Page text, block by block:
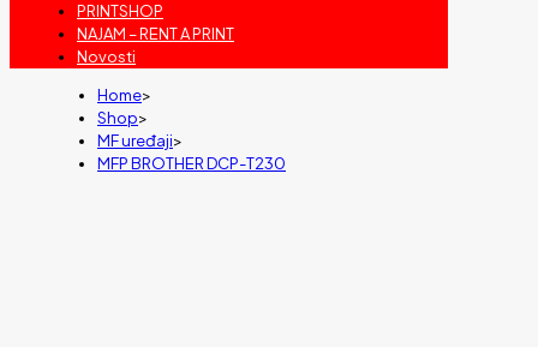
PRINTSHOP
NAJAM – RENT A PRINT
Novosti
Home>
Shop>
MF uređaji>
MFP BROTHER DCP-T230